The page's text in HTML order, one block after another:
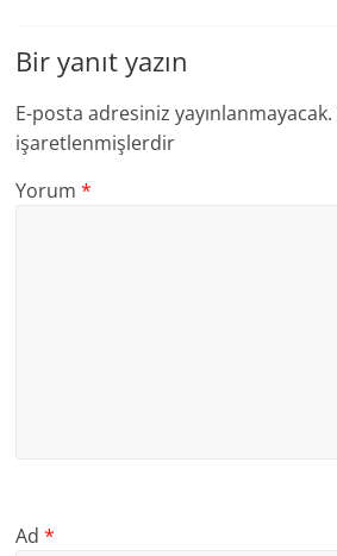
Bir yanıt yazın
E-posta adresiniz yayınlanmayacak.
işaretlenmişlerdir
Yorum*
Ad*